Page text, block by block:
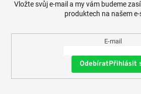
Vložte svůj e-mail a my vám budeme
produktech na našem
E-mail
Přihlásit